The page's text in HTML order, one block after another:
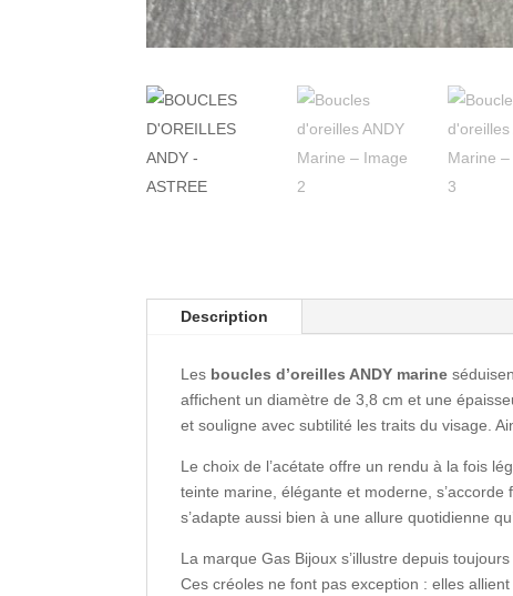
Description
Les boucles d’oreilles ANDY marine
affichent un diamètre de 3,8 cm et une
et souligne avec subtilité les traits du visage.
Le choix de l’acétate offre un rendu à la fois
teinte marine, élégante et moderne,
s’adapte aussi bien à une allure quotidienne
La marque Gas Bijoux s’illustre depuis
Ces créoles ne font pas exception : elles